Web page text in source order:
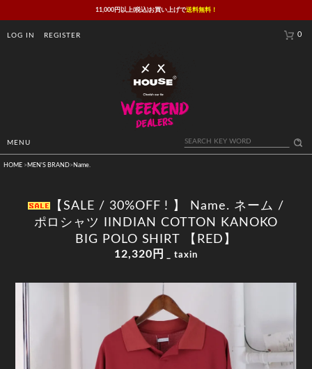
11,000円以上(税込)お買い上げで送料無料！
LOG IN REGISTER 0
MENU
HOME > MEN'S BRAND> Name.
【SALE / 30%OFF ! 】 Name. ネーム /
ポロシャツ IINDIAN COTTON KANOKO
BIG POLO SHIRT 【RED】
12,320円 _ taxin